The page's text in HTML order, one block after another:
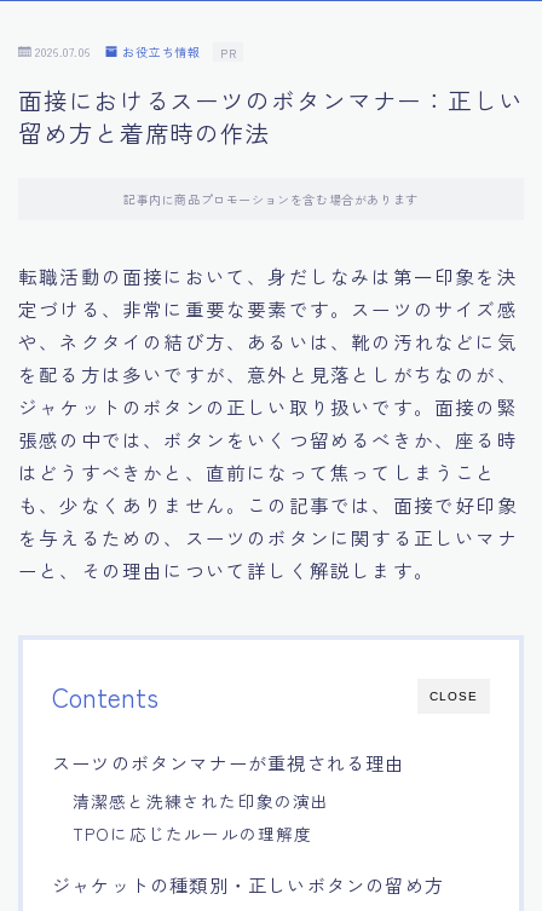
10.フィードバックを活用する方法
11.オンライン面接の成功への鍵
14.キャリアアップのための面接戦略
15.職場適応力をアピールする方法
16.エージェントと良好な関係を築く方法
17.面接でブランクを効果的に伝える方法
18.転職後の職場に適応するためのヒント
2026.07.06 お役立ち情報 PR
面接におけるスーツのボタンマナー：正しい
留め方と着席時の作法
記事内に商品プロモーションを含む場合があります
転職活動の面接において、身だしなみは第一印象を決
定づける、非常に重要な要素です。スーツのサイズ感
や、ネクタイの結び方、あるいは、靴の汚れなどに気
を配る方は多いですが、意外と見落としがちなのが、
ジャケットのボタンの正しい取り扱いです。面接の緊
張感の中では、ボタンをいくつ留めるべきか、座る時
はどうすべきかと、直前になって焦ってしまうこと
も、少なくありません。この記事では、面接で好印象
を与えるための、スーツのボタンに関する正しいマナ
ーと、その理由について詳しく解説します。
CLOSE
Contents
スーツのボタンマナーが重視される理由
清潔感と洗練された印象の演出
TPOに応じたルールの理解度
ジャケットの種類別・正しいボタンの留め方